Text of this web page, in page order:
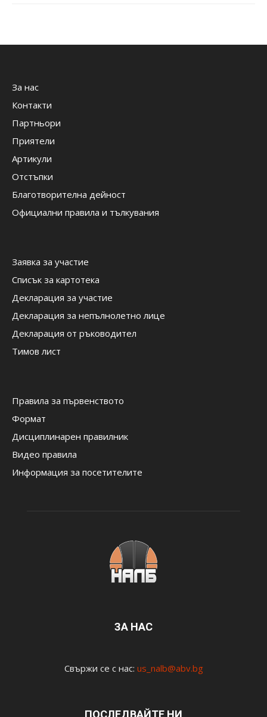
За нас
Контакти
Партньори
Приятели
Артикули
Отстъпки
Благотворителна дейност
Официални правила и тълкувания
Заявка за участие
Списък за картотека
Декларация за участие
Декларация за непълнолетно лице
Декларация от ръководител
Тимов лист
Правила за първенството
Формат
Дисциплинарен правилник
Видео правила
Информация за посетителите
ЗА НАС
Свържи се с нас: us_nalb@abv.bg
ПОСЛЕДВАЙТЕ НИ